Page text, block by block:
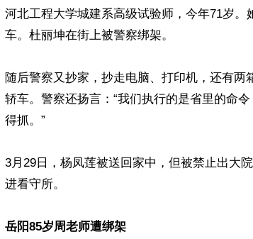
河北工程大学城建系高级试验师，今年71岁
车。杜丽坤在街上被警察绑架。
随后警察又抄家，抄走电脑、打印机，还有
轿车。警察还扬言：“我们执行的是省里的命
得抓。”
3月29日，杨凤莲被送回家中，但被禁止出大
进看守所。
岳阳85岁周老师遭绑架